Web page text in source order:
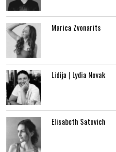
Marica Zvonarits
Lidija | Lydia Novak
Elisabeth Satovich